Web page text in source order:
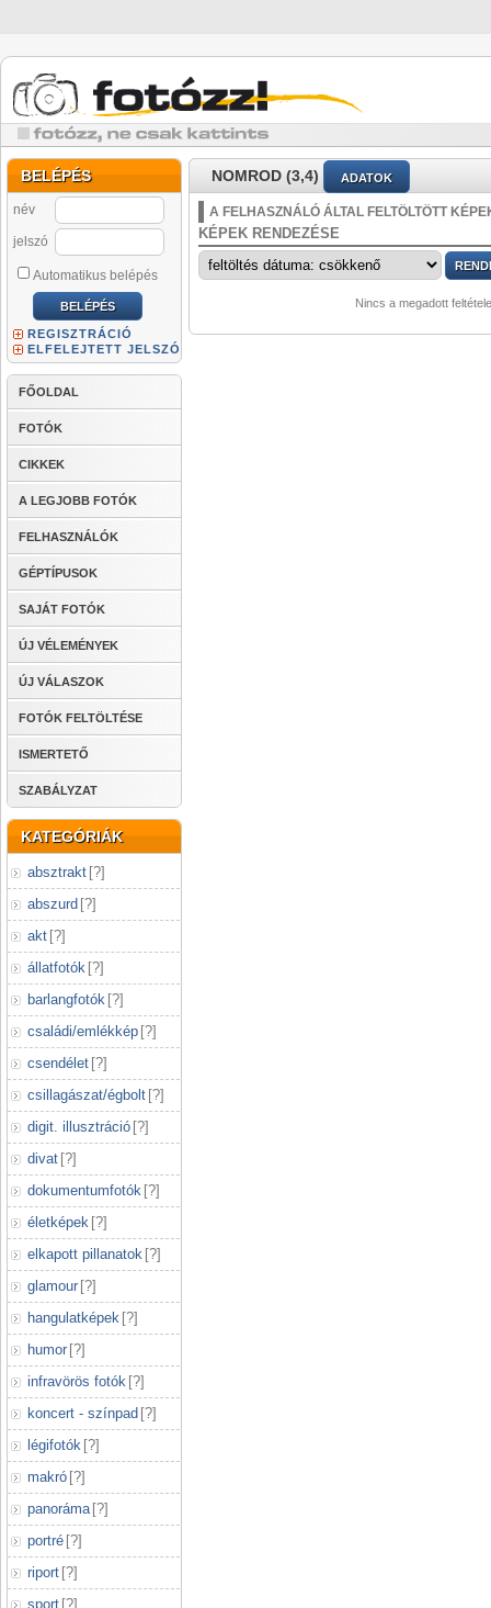
BELÉPÉS
név
jelszó
Automatikus belépés
REGISZTRÁCIÓ
ELFELEJTETT JELSZÓ
FŐOLDAL
FOTÓK
CIKKEK
A LEGJOBB FOTÓK
FELHASZNÁLÓK
GÉPTÍPUSOK
SAJÁT FOTÓK
ÚJ VÉLEMÉNYEK
ÚJ VÁLASZOK
FOTÓK FELTÖLTÉSE
ISMERTETŐ
SZABÁLYZAT
KATEGÓRIÁK
absztrakt [?]
abszurd [?]
akt [?]
állatfotók [?]
barlangfotók [?]
családi/emlékkép [?]
csendélet [?]
csillagászat/égbolt [?]
digit. illusztráció [?]
divat [?]
dokumentumfotók [?]
életképek [?]
elkapott pillanatok [?]
glamour [?]
hangulatképek [?]
humor [?]
infravörös fotók [?]
koncert - színpad [?]
légifotók [?]
makró [?]
panoráma [?]
portré [?]
riport [?]
sport [?]
NOMROD (3,4) ADATOK
A FELHASZNÁLÓ ÁLTAL FELTÖLTÖTT
KÉPEK RENDEZÉSE
Nincs a megadott